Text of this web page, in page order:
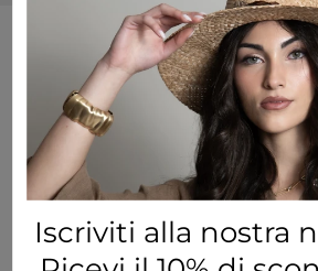
Maniche lunghe
Visualizzati 1-1 su 1 articoli
Iscriviti alla nostra